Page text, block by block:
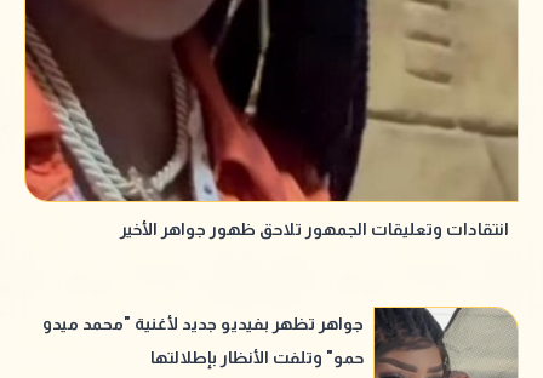
انتقادات وتعليقات الجمهور تلاحق ظهور جواهر الأخير
جواهر تظهر بفيديو جديد لأغنية "محمد ميدو
حمو" وتلفت الأنظار بإطلالتها